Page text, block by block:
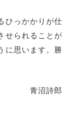
ひっかかりが仕
せられることが
に思います。勝
青沼詩郎